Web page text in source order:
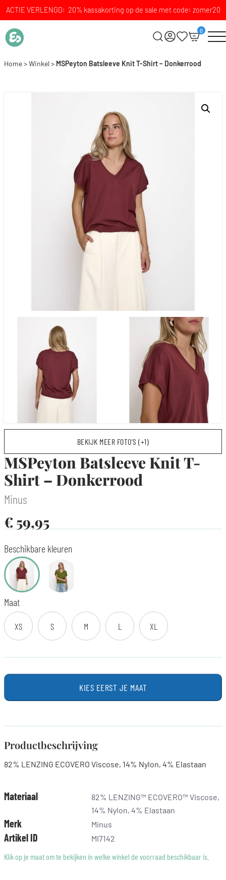
ACTIE VERLENGD: 20% kassakorting op de sale met code: zomer20
0
Home>Winkel> MSPeyton Batsleeve Knit T-Shirt – Donkerrood
BEKIJK MEER FOTO’S (+1)
MSPeyton Batsleeve Knit T-
Shirt – Donkerrood
Minus
€ 59,95
Beschikbare kleuren
Maat
XS S M L XL
KIES EERST JE MAAT
Productbeschrijving
82% LENZING ECOVERO Viscose, 14% Nylon, 4% Elastaan
Materiaal
82% LENZING™ ECOVERO™ Viscose,
14% Nylon, 4% Elastaan
Merk Minus
Artikel ID
MI7142
Klik op je maat om te bekijken in welke winkel de voorraad beschikbaar is.